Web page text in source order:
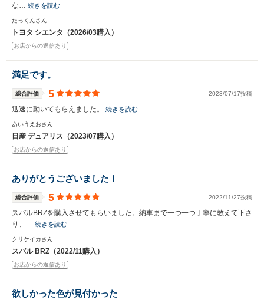
な… 続きを読む
たっくんさん
トヨタ シエンタ（2026/03購入）
お店からの返信あり
満足です。
総合評価 5 2023/07/17投稿
迅速に動いてもらえました。 続きを読む
あいうえおさん
日産 デュアリス（2023/07購入）
お店からの返信あり
ありがとうございました！
総合評価 5 2022/11/27投稿
スバルBRZを購入させてもらいました。納車まで一つ一つ丁寧に教えて下さ
り、… 続きを読む
クリケイカさん
スバル BRZ（2022/11購入）
お店からの返信あり
欲しかった色が見付かった